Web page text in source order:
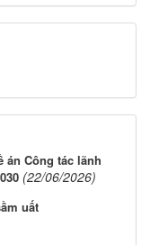
Công tác lãnh
(22/06/2026)
uất